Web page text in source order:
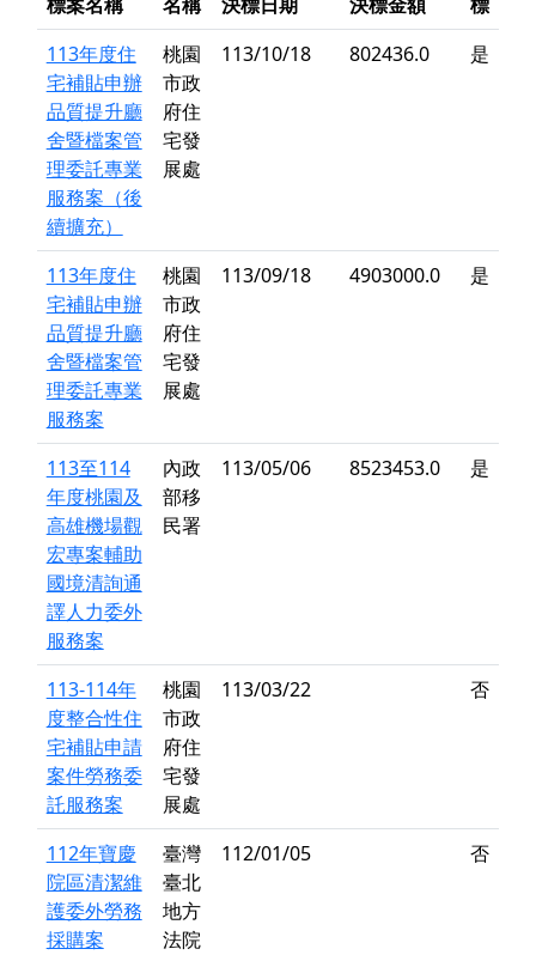
113年度住
宅補貼申辦
品質提升廳
舍暨檔案管
理委託專業
服務案（後
續擴充）
桃園
市政
府住
宅發
展處
113/10/18 802436.0 是
113年度住
宅補貼申辦
品質提升廳
舍暨檔案管
理委託專業
服務案
桃園
市政
府住
宅發
展處
113/09/18 4903000.0 是
113至114
年度桃園及
高雄機場觀
宏專案輔助
國境清詢通
譯人力委外
服務案
內政
部移
民署
113/05/06 8523453.0 是
113-114年
度整合性住
宅補貼申請
案件勞務委
託服務案
桃園
市政
府住
宅發
展處
113/03/22 否
112年寶慶
院區清潔維
護委外勞務
採購案
臺灣
臺北
地方
法院
112/01/05 否